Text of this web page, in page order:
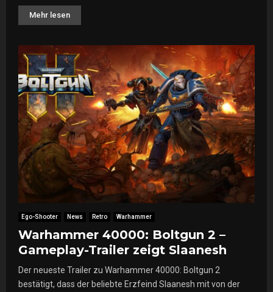
Mehr lesen
Ego-Shooter News Retro Warhammer
Warhammer 40000: Boltgun 2 –
Gameplay-Trailer zeigt Slaanesh
Der neueste Trailer zu Warhammer 40000: Boltgun 2
bestätigt, dass der beliebte Erzfeind Slaanesh mit von der